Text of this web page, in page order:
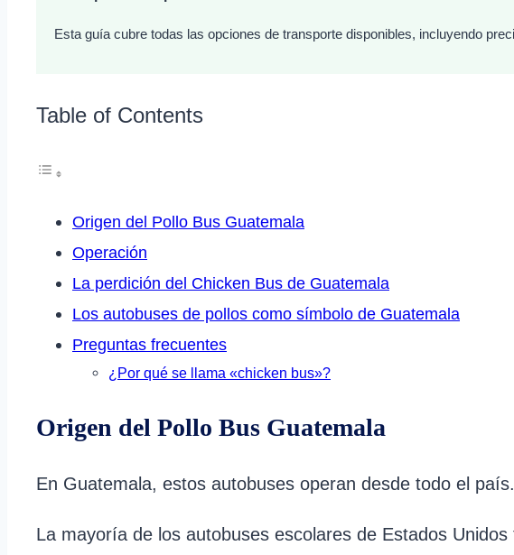
Esta guía cubre todas las opciones de transporte disponibles, incluyendo
Table of Contents
Origen del Pollo Bus Guatemala
Operación
La perdición del Chicken Bus de Guatemala
Los autobuses de pollos como símbolo de Guatemala
Preguntas frecuentes
¿Por qué se llama «chicken bus»?
Origen del Pollo Bus Guatemala
En Guatemala, estos autobuses operan desde todo el
La mayoría de los autobuses escolares de Estados